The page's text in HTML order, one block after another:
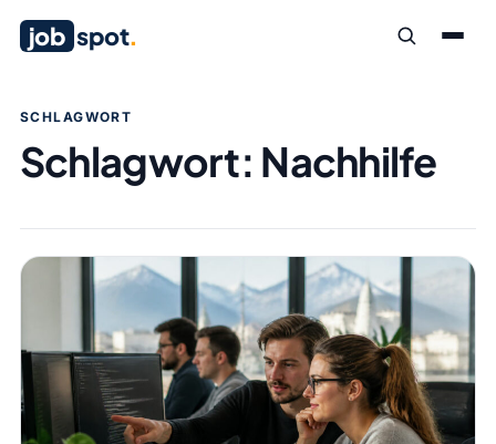
job spot.
SCHLAGWORT
Schlagwort: Nachhilfe